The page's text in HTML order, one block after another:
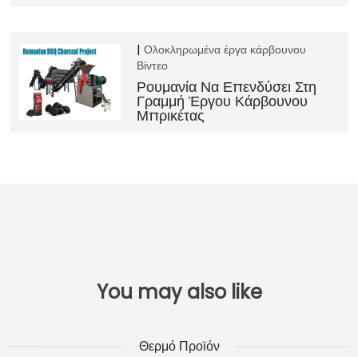
Ολοκληρωμένα έργα κάρβουνου
Βίντεο
Ρουμανία Να Επενδύσει Στη
Γραμμή Έργου Κάρβουνου
Μπρικέτας
Θερμό Προϊόν